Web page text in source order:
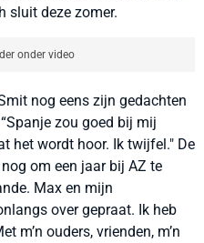
sluit deze zomer.
onder video
nog eens zijn gedachten
zou goed bij mij
het wordt hoor. Ik twijfel." De
om een jaar bij AZ te
Max en mijn
over gepraat. Ik heb
m’n ouders, vrienden, m’n